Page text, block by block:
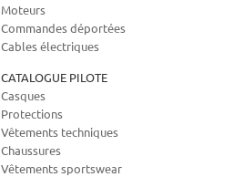
Moteurs
Commandes déportées
Cables électriques
CATALOGUE PILOTE
Casques
Protections
Vêtements techniques
Chaussures
Vêtements sportswear